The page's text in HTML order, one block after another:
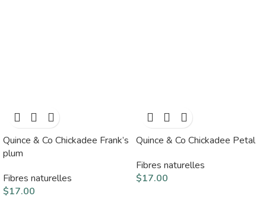
Quince & Co Chickadee Frank’s
plum
Fibres naturelles
$17.00
Quince & Co Chickadee Petal
Fibres naturelles
$17.00